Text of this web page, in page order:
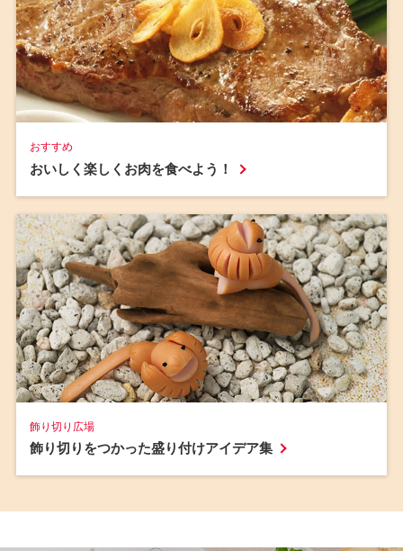
おすすめ
おいしく楽しくお肉を食べよう！
飾り切り広場
飾り切りをつかった盛り付けアイデア集